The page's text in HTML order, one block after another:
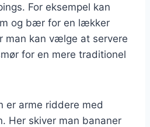
For eksempel kan
og bær for en lækker
man kan vælge at servere
for en mere traditionel
er arme riddere med
Her skiver man bananer